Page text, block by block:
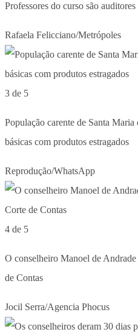
Professores do curso são
Rafaela Felicciano/Metrópoles
3 de 5
População carente de Santa Maria
básicas com produtos estragados
Reprodução/WhatsApp
4 de 5
O conselheiro Manoel de
de Contas
Jocil Serra/Agencia Phocus